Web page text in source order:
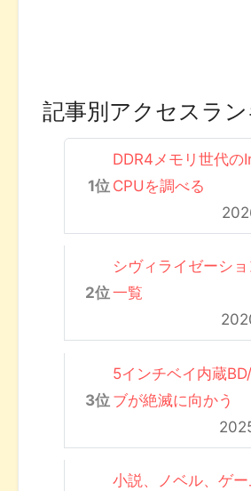
記事別アクセスラ
DDR4メモリ世代の
CPUを調べる
シヴィライゼーシ
一覧
5インチベイ内蔵
ブが絶滅に向かう
小説、ノベル、ゲ